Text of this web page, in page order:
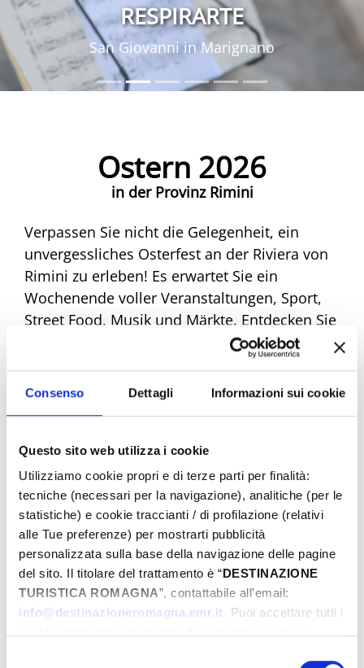
Consenso Dettagli Informazioni sui cookie
Questo sito web utilizza i cookie
Utilizziamo cookie propri e di terze parti per finalità:
tecniche (necessari per la navigazione), analitiche (per le
statistiche) e cookie traccianti / di profilazione (relativi
alle Tue preferenze) per mostrarti pubblicità
personalizzata sulla base della navigazione delle pagine
del sito. Il titolare del trattamento è “DESTINAZIONE
TURISTICA ROMAGNA”, contattabile all'email:
info@destinazioneromagna.emr.it. Puoi accettare tutti i
RESPIRARTE
San Giovanni in Marignano
Ostern 2026
in der Provinz Rimini
Verpassen Sie nicht die Gelegenheit, ein
unvergessliches Osterfest an der Riviera von
Rimini zu erleben! Es erwartet Sie ein
Wochenende voller Veranstaltungen, Sport,
Street Food, Musik und Märkte. Entdecken Sie
alle Angebote und machen Sie sich bereit,
einzigartige Emotionen zu erleben. Buchen
Sie jetzt Ihr Traum-Ostern!
Von
Bis